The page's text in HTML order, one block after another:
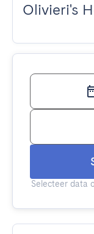
Olivieri's
Selecteer data